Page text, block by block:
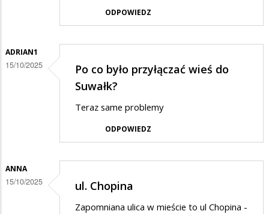
ODPOWIEDZ
ADRIAN1
15/10/2025
Po co było przyłączać wieś do
Suwałk?
Teraz same problemy
ODPOWIEDZ
ANNA
15/10/2025 ul. Chopina
Zapomniana ulica w mieście to ul Chopina -